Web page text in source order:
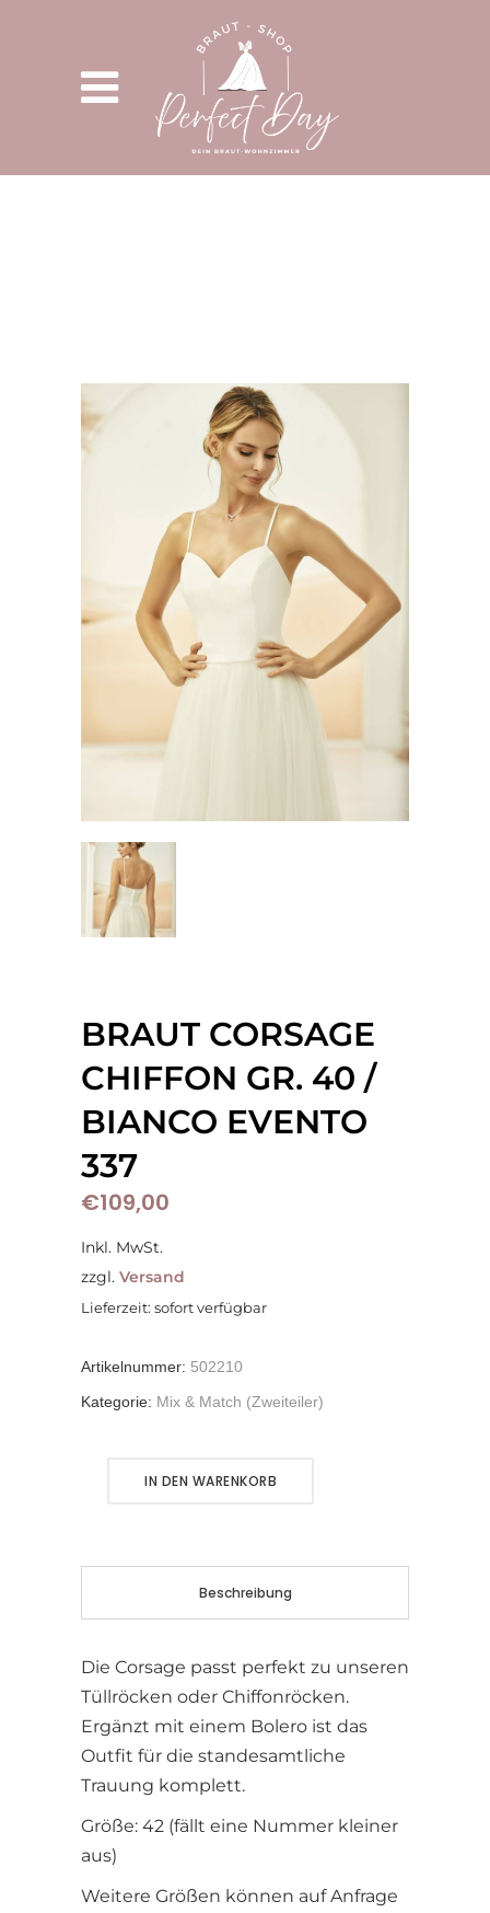
BRAUT CORSAGE
CHIFFON GR. 40 /
BIANCO EVENTO
337
€109,00
Inkl. MwSt.
zzgl. Versand
Lieferzeit: sofort verfügbar
Artikelnummer: 502210
Kategorie: Mix & Match (Zweiteiler)
IN DEN WARENKORB
Beschreibung
Die Corsage passt perfekt zu unseren
Tüllröcken oder Chiffonröcken.
Ergänzt mit einem Bolero ist das
Outfit für die standesamtliche
Trauung komplett.
Größe: 42 (fällt eine Nummer kleiner
aus)
Weitere Größen können auf Anfrage